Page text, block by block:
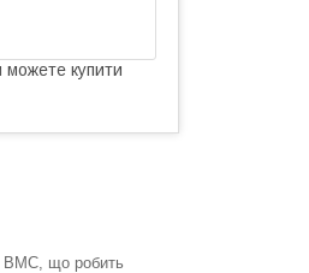
можете купити
BMC, що робить